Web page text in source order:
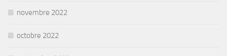
novembre 2022
octobre 2022